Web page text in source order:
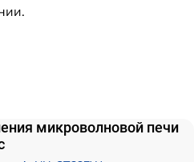
микроволновой печи